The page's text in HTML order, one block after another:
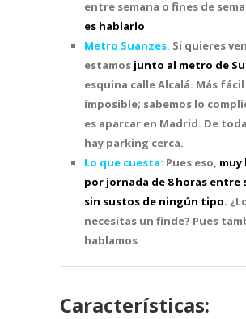
entre semana o fines de
es hablarlo
Metro Suanzes. Si quieres
estamos junto al metro de
esquina calle Alcalá. Más fácil
imposible; sabemos lo
es aparcar en Madrid. De
hay parking cerca.
Lo que cuesta: Pues eso,
por jornada de 8 horas entre
sin sustos de ningún tipo.
necesitas un finde? Pues
hablamos
Características: